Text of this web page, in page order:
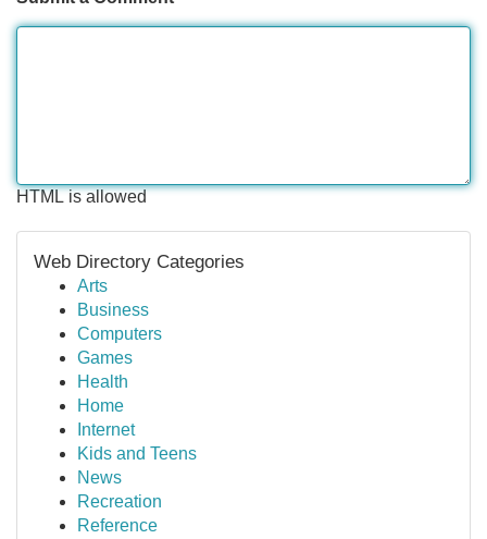
HTML is allowed
Web Directory Categories
Arts
Business
Computers
Games
Health
Home
Internet
Kids and Teens
News
Recreation
Reference